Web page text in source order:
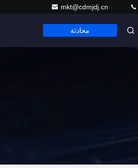
mkt@cdmjdj.cn
محادثة